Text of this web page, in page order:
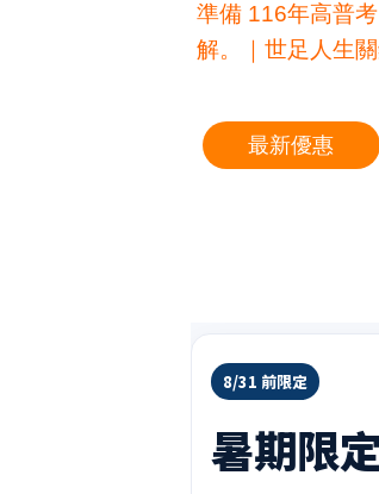
準備 116年高普
解。｜世足人生
最新優惠
8/31 前限定
暑期限